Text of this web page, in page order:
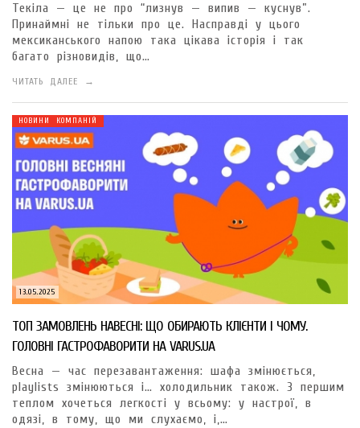
Текіла — це не про “лизнув — випив — куснув”.
Принаймні не тільки про це. Насправді у цього
мексиканського напою така цікава історія і так
багато різновидів, що…
ЧИТАТЬ ДАЛЕЕ →
13.05.2025
НОВИНИ КОМПАНІЙ
ТОП ЗАМОВЛЕНЬ НАВЕСНІ: ЩО ОБИРАЮТЬ КЛІЄНТИ І ЧОМУ.
ГОЛОВНІ ГАСТРОФАВОРИТИ НА VARUS.UA
Весна — час перезавантаження: шафа змінюється,
playlists змінюються і… холодильник також. З першим
теплом хочеться легкості у всьому: у настрої, в
одязі, в тому, що ми слухаємо, і,…